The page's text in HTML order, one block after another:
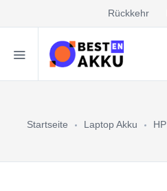
Rückkehr
Startseite Laptop Akku HP